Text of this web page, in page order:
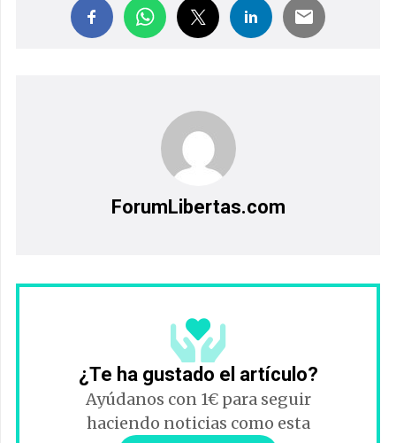
ForumLibertas.com
¿Te ha gustado el artículo?
Ayúdanos con 1€ para seguir
haciendo noticias como esta